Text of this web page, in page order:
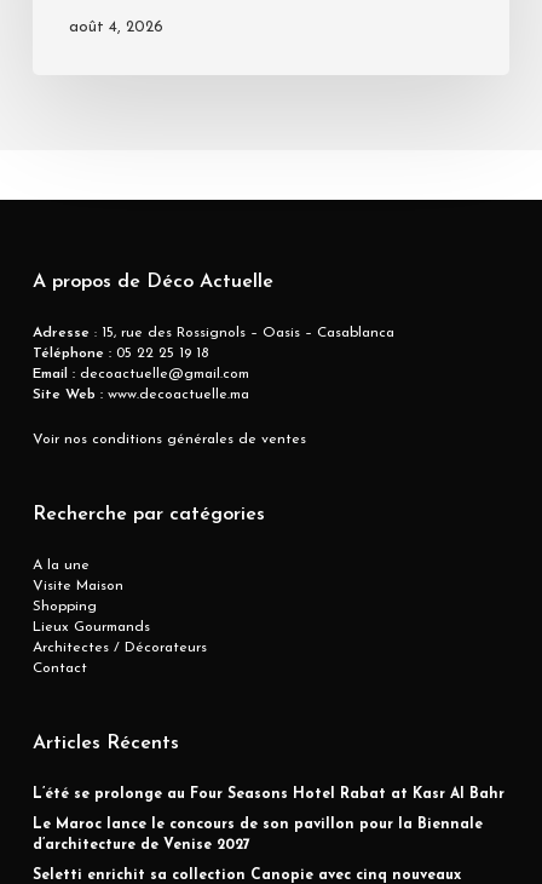
août 4, 2026
A propos de Déco Actuelle
Adresse : 15, rue des Rossignols – Oasis – Casablanca
Téléphone :05 22 25 19 18
Email :decoactuelle@gmail.com
Site Web :www.decoactuelle.ma
Voir nos conditions générales de ventes
Recherche par catégories
A la une
Visite Maison
Shopping
Lieux Gourmands
Architectes / Décorateurs
Contact
Articles Récents
L’été se prolonge au Four Seasons Hotel Rabat at Kasr Al Bahr
Le Maroc lance le concours de son pavillon pour la Biennale
d’architecture de Venise 2027
Seletti enrichit sa collection Canopie avec cinq nouveaux